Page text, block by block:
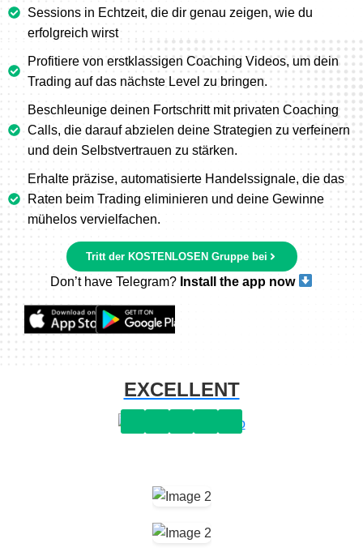
Sessions in Echtzeit, die dir genau zeigen, wie du
erfolgreich wirst
Profitiere von erstklassigen Coaching Videos, um dein
Trading auf das nächste Level zu bringen.
Beschleunige deinen Fortschritt mit privaten Coaching
Calls, die darauf abzielen deine Strategien zu verfeinern
und dein Selbstvertrauen zu stärken.
Erhalte präzise, automatisierte Handelssignale, die das
Raten beim Trading eliminieren und deine Gewinne
mühelos vervielfachen.
Tritt der KOSTENLOSEN Gruppe bei
Don’t have Telegram? Install the app now
EXCELLENT